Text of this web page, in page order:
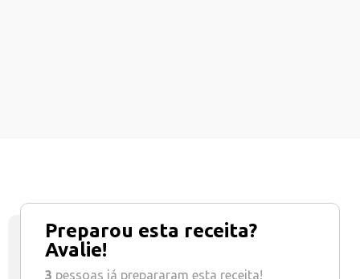
Preparou esta receita?
Avalie!
3 pessoas já prepararam esta receita!